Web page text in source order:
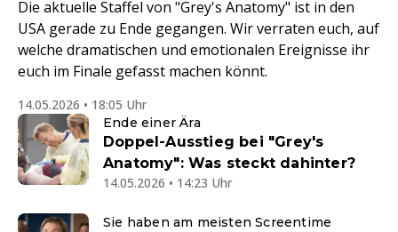
Die aktuelle Staffel von "Grey's Anatomy" ist in den
USA gerade zu Ende gegangen. Wir verraten euch, auf
welche dramatischen und emotionalen Ereignisse ihr
euch im Finale gefasst machen könnt.
14.05.2026 • 18:05 Uhr
Ende einer Ära
Doppel-Ausstieg bei "Grey's
Anatomy": Was steckt dahinter?
14.05.2026 • 14:23 Uhr
Sie haben am meisten Screentime